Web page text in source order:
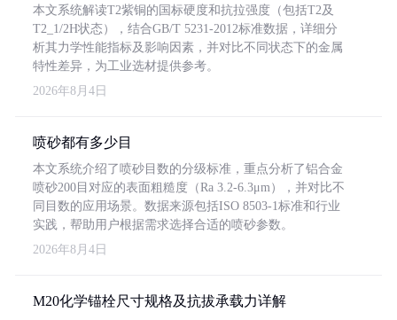
本文系统解读T2紫铜的国标硬度和抗拉强度（包括T2及
T2_1/2H状态），结合GB/T 5231-2012标准数据，详细分
析其力学性能指标及影响因素，并对比不同状态下的金属
特性差异，为工业选材提供参考。
2026年8月4日
喷砂都有多少目
本文系统介绍了喷砂目数的分级标准，重点分析了铝合金
喷砂200目对应的表面粗糙度（Ra 3.2-6.3μm），并对比不
同目数的应用场景。数据来源包括ISO 8503-1标准和行业
实践，帮助用户根据需求选择合适的喷砂参数。
2026年8月4日
M20化学锚栓尺寸规格及抗拔承载力详解